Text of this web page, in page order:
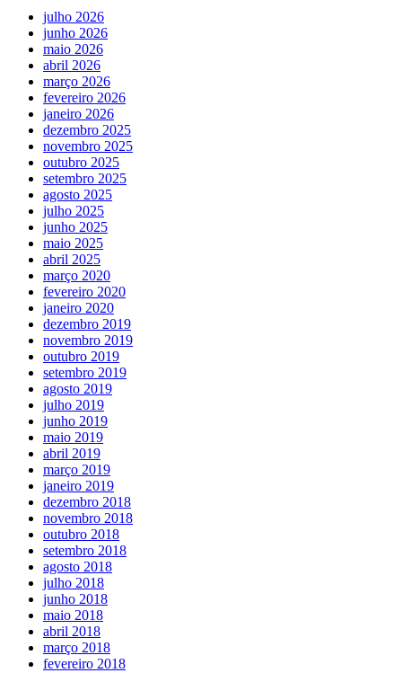
julho 2026
junho 2026
maio 2026
abril 2026
março 2026
fevereiro 2026
janeiro 2026
dezembro 2025
novembro 2025
outubro 2025
setembro 2025
agosto 2025
julho 2025
junho 2025
maio 2025
abril 2025
março 2020
fevereiro 2020
janeiro 2020
dezembro 2019
novembro 2019
outubro 2019
setembro 2019
agosto 2019
julho 2019
junho 2019
maio 2019
abril 2019
março 2019
janeiro 2019
dezembro 2018
novembro 2018
outubro 2018
setembro 2018
agosto 2018
julho 2018
junho 2018
maio 2018
abril 2018
março 2018
fevereiro 2018